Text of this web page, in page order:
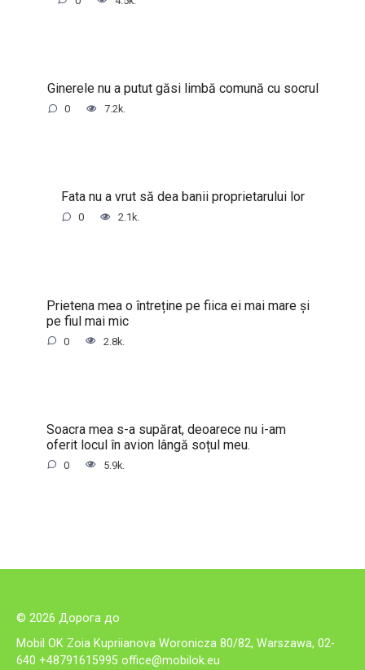
Ginerele nu a putut găsi limbă comună cu socrul
0 7.2k.
Fata nu a vrut să dea banii proprietarului lor
0 2.1k.
Prietena mea o întreține pe fiica ei mai mare și
pe fiul mai mic
0 2.8k.
Soacra mea s-a supărat, deoarece nu i-am
oferit locul în avion lângă soțul meu.
0 5.9k.
© 2026 Дорога до
Mobil OK Zoia Kupriianova Woronicza 80/82, Warszawa, 02-
640 +48791615995 office@mobilok.eu